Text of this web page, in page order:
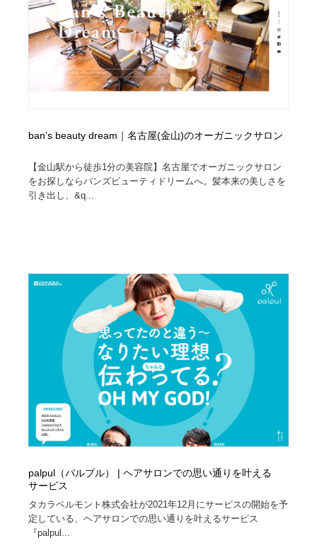
ban’s beauty dream｜名古屋(金山)のオーガニックサロン
【金山駅から徒歩1分の美容院】名古屋でオーガニックサロン
をお探しならバンズビューティドリームへ。髪本来の美しさを
引き出し、&q...
palpul（パルプル） | ヘアサロンでの思い通りを叶える
サービス
タカラベルモント株式会社が2021年12月にサービスの開始を予
定している、ヘアサロンでの思い通りを叶えるサービス
『palpul...